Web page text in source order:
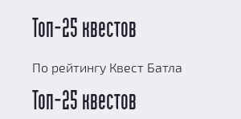
Топ-25 квестов
По рейтингу Квест Батла
Топ-25 квестов